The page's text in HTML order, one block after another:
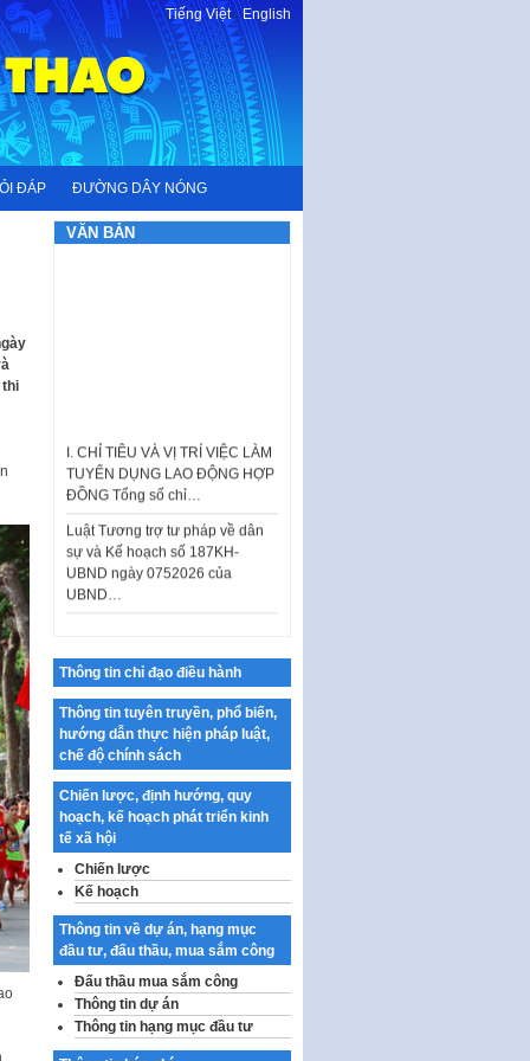
Tiếng Việt-English
ĐÁP ĐƯỜNG DÂY NÓNG
thi
VĂN BẢN
TUYỂN DỤNG LAO ĐỘNG HỢP
ĐỒNG Tổng số chỉ…
Luật Tương trợ tư pháp về dân
sự và Kế hoạch số 187KH-
UBND ngày 0752026 của
UBND…
Ban hành Danh mục vị trí khai
Kế hoạch Tổ chức Cuộc thi
chính luận về bảo vệ nền tảng tư
tưởng của Đảng…
Công bố công khai dự toán kinh
phí xây dựng pháp luật, hoàn
thiện thể chế, chính…
Quy định về nghiên cứu, ứng
dụng khoa học, công nghệ, đổi
mới sáng tạo và chuyển…
Quy định chi tiết và hướng dẫn
thi hành một số điều của Luật Lý
lịch tư…
Sửa đổi, bổ sung một số nội
dung tại Nghị quyết số 30/NQ-
CP ngày 24 tháng 02…
Thông tin chỉ đạo điều hành
Thông tin tuyên truyền, phổ biến,
hướng dẫn thực hiện pháp luật,
chế độ chính sách
Chiến lược, định hướng, quy
hoạch, kế hoạch phát triển kinh
tế xã hội
Chiến lược
Kế hoạch
Thông tin về dự án, hạng mục
đầu tư, đấu thầu, mua sắm công
Đấu thầu mua sắm công
Thông tin dự án
Thông tin hạng mục đầu tư